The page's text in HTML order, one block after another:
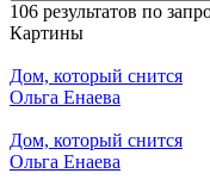
106 результатов по
Картины
Дом, который снится
Ольга Енаева
Дом, который снится
Ольга Енаева